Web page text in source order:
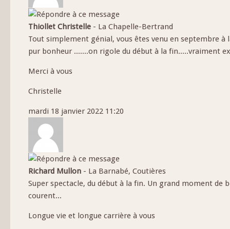
Thiollet Christelle - La Chapelle-Bertrand
Tout simplement génial, vous êtes venu en septembre
pur bonheur .......on rigole du début à la fin.....vraiment
Merci à vous
Christelle
mardi 18 janvier 2022 11:20
Richard Mullon - La Barnabé, Coutières
Super spectacle, du début à la fin. Un grand moment
courent...
Longue vie et longue carrière à vous